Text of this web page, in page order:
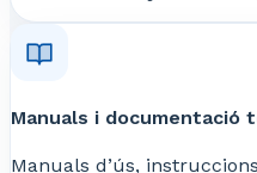
Manuals i documentació
Manuals d’ús,